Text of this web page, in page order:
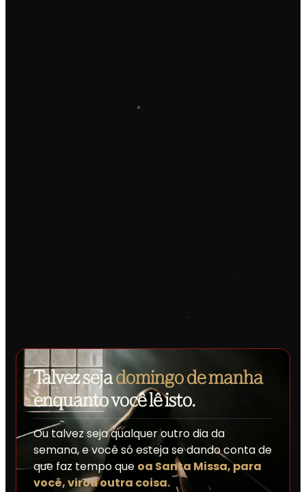
Talvez sejadomingo de manhã
enquanto você lê isto.
Ou talvez seja qualquer outro dia da
semana, e você só esteja se dando conta de
que faz tempo que oa Santa Missa, para
você, virou outra coisa.